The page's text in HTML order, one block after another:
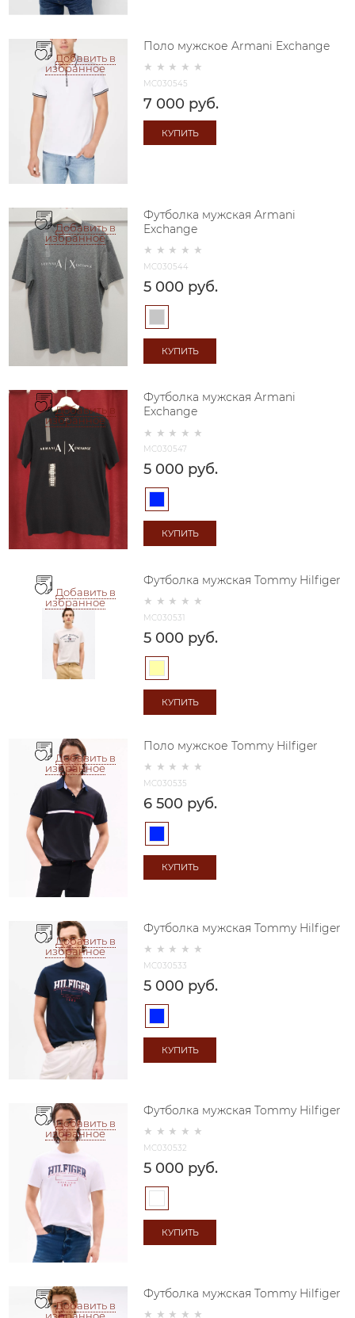
Добавить в
избранное
MC030545
Поло мужское Armani Exchange
7 000 руб.
КУПИТЬ
Добавить в
избранное
MC030544
Футболка мужская Armani
Exchange
5 000 руб.
КУПИТЬ
Добавить в
избранное
MC030547
Футболка мужская Armani
Exchange
5 000 руб.
КУПИТЬ
Добавить в
избранное
MC030531
Футболка мужская Tommy Hilfiger
5 000 руб.
КУПИТЬ
Добавить в
избранное
MC030535
Поло мужское Tommy Hilfiger
6 500 руб.
КУПИТЬ
Добавить в
избранное
MC030533
Футболка мужская Tommy Hilfiger
5 000 руб.
КУПИТЬ
Добавить в
избранное
MC030532
Футболка мужская Tommy Hilfiger
5 000 руб.
КУПИТЬ
Добавить в
Футболка мужская Tommy Hilfiger